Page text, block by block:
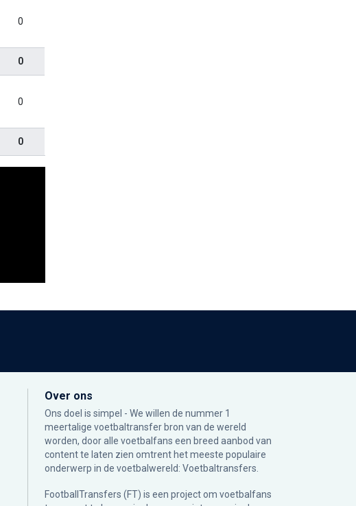
0
0
0
0
Over ons
Ons doel is simpel - We willen de nummer 1
meertalige voetbaltransfer bron van de wereld
worden, door alle voetbalfans een breed aanbod van
content te laten zien omtrent het meeste populaire
onderwerp in de voetbalwereld: Voetbaltransfers.
FootballTransfers (FT) is een project om voetbalfans